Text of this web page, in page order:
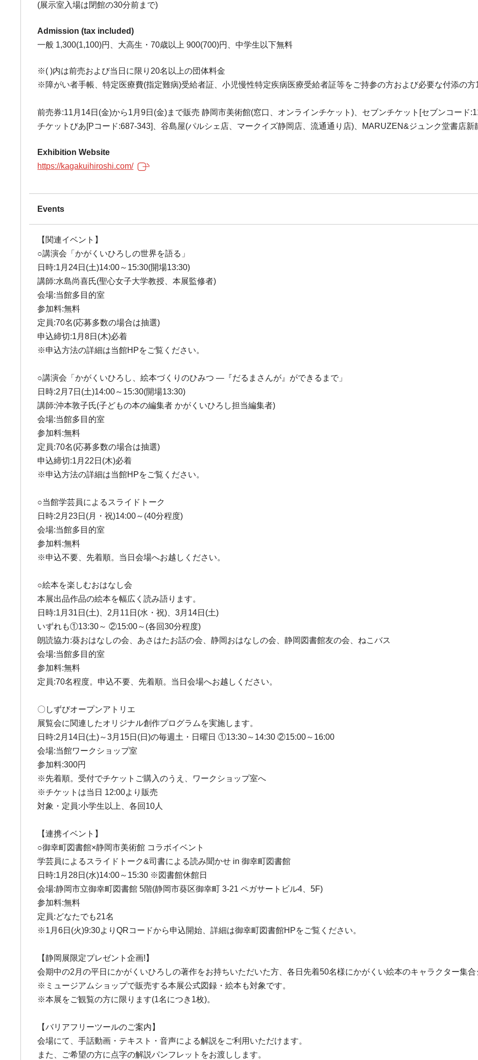
(展示室入場は閉館の30分前まで)
Admission (tax included)
一般 1,300(1,100)円、大高生・70歳以上 900(700)円、中学生以下無料
※( )内は前売および当日に限り20名以上の団体料金
※障がい者手帳、特定医療費(指定難病)受給者証、小児慢性特定疾病医療受給者証等をご持参の方および必要な付添の方
前売券:11月14日(金)から1月9日(金)まで販売 静岡市美術館(窓口、オンラインチケット)、セブンチケット[セブンコード
チケットびあ[Pコード:687-343]、谷島屋(パルシェ店、マークイズ静岡店、流通通り店)、MARUZEN&ジュンク堂書店
Exhibition Website
https://kagakuihiroshi.com/
Events
【関連イベント】
○講演会「かがくいひろしの世界を語る」
日時:1月24日(土)14:00～15:30(開場13:30)
講師:水島尚喜氏(聖心女子大学教授、本展監修者)
会場:当館多目的室
参加料:無料
定員:70名(応募多数の場合は抽選)
申込締切:1月8日(木)必着
※申込方法の詳細は当館HPをご覧ください。
○講演会「かがくいひろし、絵本づくりのひみつ ―『だるまさんが』ができるまで」
日時:2月7日(土)14:00～15:30(開場13:30)
講師:沖本敦子氏(子どもの本の編集者 かがくいひろし担当編集者)
会場:当館多目的室
参加料:無料
定員:70名(応募多数の場合は抽選)
申込締切:1月22日(木)必着
※申込方法の詳細は当館HPをご覧ください。
○当館学芸員によるスライドトーク
日時:2月23日(月・祝)14:00～(40分程度)
会場:当館多目的室
参加料:無料
※申込不要、先着順。当日会場へお越しください。
○絵本を楽しむおはなし会
本展出品作品の絵本を幅広く読み語ります。
日時:1月31日(土)、2月11日(水・祝)、3月14日(土)
いずれも①13:30～ ②15:00～(各回30分程度)
朗読協力:葵おはなしの会、あさはたお話の会、静岡おはなしの会、静岡図書館友の会、ねこバス
会場:当館多目的室
参加料:無料
定員:70名程度。申込不要、先着順。当日会場へお越しください。
〇しずびオープンアトリエ
展覧会に関連したオリジナル創作プログラムを実施します。
日時:2月14日(土)～3月15日(日)の毎週土・日曜日 ①13:30～14:30 ②15:00～16:00
会場:当館ワークショップ室
参加料:300円
※先着順。受付でチケットご購入のうえ、ワークショップ室へ
※チケットは当日 12:00より販売
対象・定員:小学生以上、各回10人
【連携イベント】
○御幸町図書館×静岡市美術館 コラボイベント
学芸員によるスライドトーク&司書による読み聞かせ in 御幸町図書館
日時:1月28日(水)14:00～15:30 ※図書館休館日
会場:静岡市立御幸町図書館 5階(静岡市葵区御幸町 3-21 ペガサートビル4、5F)
参加料:無料
定員:どなたでも21名
※1月6日(火)9:30よりQRコードから申込開始、詳細は御幸町図書館HPをご覧ください。
【静岡展限定プレゼント企画!】
会期中の2月の平日にかがくいひろしの著作をお持ちいただいた方、各日先着50名様にかがくい絵本のキャラクター集
※ミュージアムショップで販売する本展公式図録・絵本も対象です。
※本展をご観覧の方に限ります(1名につき1枚)。
【バリアフリーツールのご案内】
会場にて、手話動画・テキスト・音声による解説をご利用いただけます。
また、ご希望の方に点字の解説パンフレットをお渡しします。